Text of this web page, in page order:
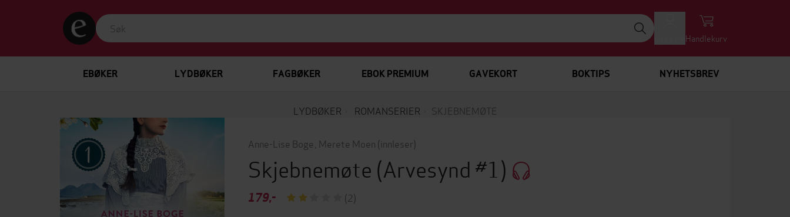
Handlekurv
EBØKER LYDBØKER FAGBØKER EBOK PREMIUM GAVEKORT BOKTIPS NYHETSBREV
LYDBØKER ROMANSERIER SKJEBNEMØTE
Anne-Lise Boge Merete Moen (innleser)
Skjebnemøte (Arvesynd #1)
179,-
(2)